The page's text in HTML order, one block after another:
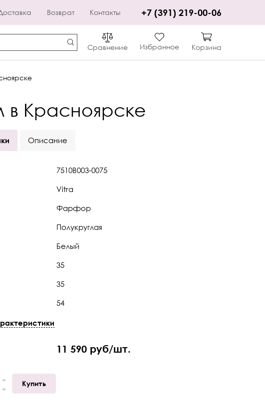
Возврат Контакты +7 (391) 219-00-06
Сравнение Избранное Корзина
в Красноярске
Описание
7510B003-0075
Vitra
Фарфор
Полукруглая
Белый
35
35
54
11 590 руб/шт.
Купить